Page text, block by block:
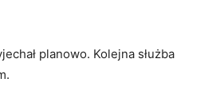
planowo. Kolejna służba